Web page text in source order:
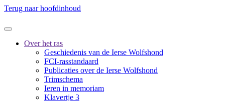
Terug naar hoofdinhoud
Over het ras
Geschiedenis van de Ierse Wolfshond
FCI-rasstandaard
Publicaties over de Ierse Wolfshond
Trimschema
Ieren in memoriam
Klavertje 3